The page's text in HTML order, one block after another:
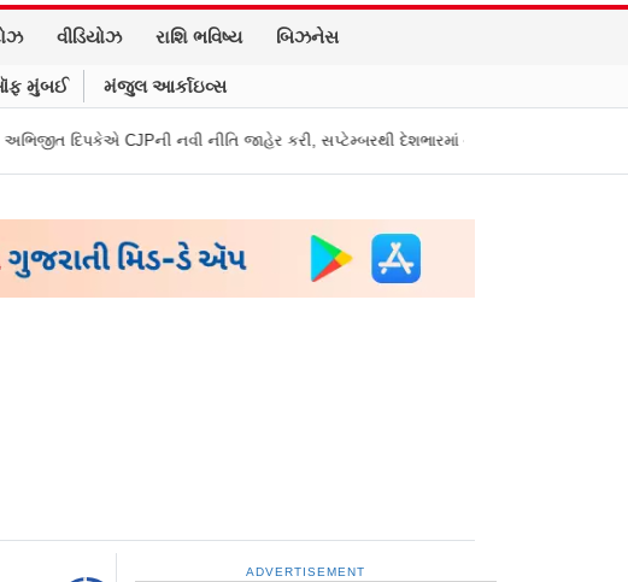
વીડિયોઝ રાશિ ભવિષ્ય બિઝનેસ
મુંબઈ મંજુલ આર્કાઇવ્સ
નવી નીતિ જાહેર કરી, સપ્ટેમ્બરથી દેશભારમાં થશે શરૂ તુકારામ મુંઢે On Fire:
ADVERTISEMENT